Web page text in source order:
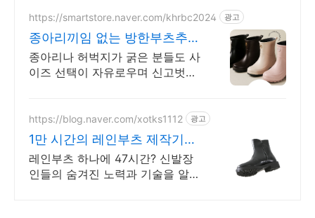
https://smartstore.naver.com/khrbc2024 광고
종아리끼임 없는 방한부츠추천
다양한 연출이 가능한 컬러
종아리나 허벅지가 굵은 분들도 사
이즈 선택이 자유로우며 신고벗기
세요!
https://blog.naver.com/xotks1112 광고
1만 시간의 레인부츠 제작기
40년 제작장인분들의 역작
레인부츠 하나에 47시간? 신발장
인들의 숨겨진 노력과 기술을 알리